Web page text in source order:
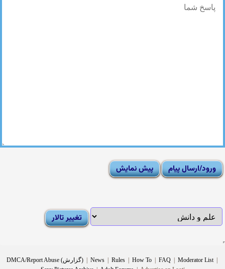
DMCA/Report Abuse (گزارش) | News | Rules | How To | FAQ | Moderator List |